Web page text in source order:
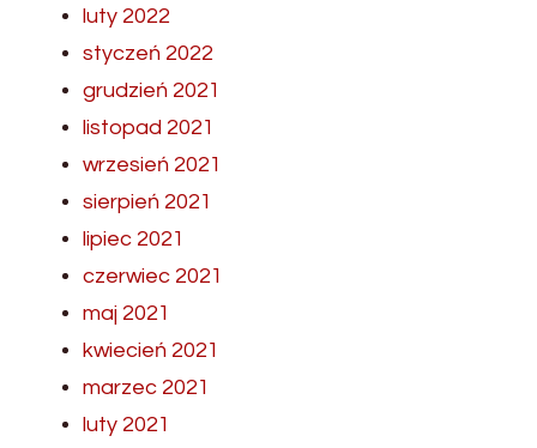
luty 2022
styczeń 2022
grudzień 2021
listopad 2021
wrzesień 2021
sierpień 2021
lipiec 2021
czerwiec 2021
maj 2021
kwiecień 2021
marzec 2021
luty 2021